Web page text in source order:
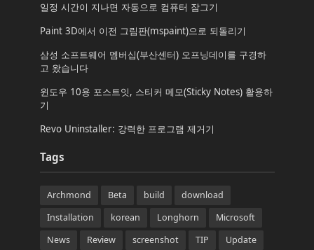
일정 시간이 지나면 자동으로 컴퓨터 잠그기
Paint 3D에서 이전 그림판(mspaint)으로 되돌리기
삼성 소프트웨어 멤버십(부산센터) 오프닝데이를 구경하
고 왔습니다
윈도우 10용 포스트잇, 스티커 메모(Sticky Notes) 활용하
기
Revo Uninstaller: 강력한 프로그램 제거기
Tags
Archmond Beta build
download
Installation
korean Longhorn
Microsoft
News
Review screenshot TIP
Update